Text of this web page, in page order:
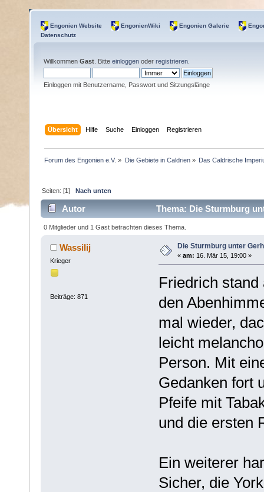
Engonien Website EngonienWiki Engonien Galerie
Datenschutz
Willkommen Gast . Bitte einloggen oder registrieren
Einloggen mit Benutzername, Passwort und Sitzungslänge
Übersicht Hilfe Suche Einloggen Registrieren
Forum des Engonien e.V. » Die Gebiete in Caldrien» Das Caldrische
Seiten: [1]Nach unten
Autor Thema: Die Sturmburg
0 Mitglieder und 1 Gast betrachten dieses Thema.
Wassilij
Krieger
Beiträge: 871
Die Sturmburg unter
« am: 16. Mär 15, 19:00 »
Friedrich
den
mal wieder,
leicht
Person. Mit
Gedanken fort
Pfeife mit
und die ersten
Ein weiterer
Sicher, die